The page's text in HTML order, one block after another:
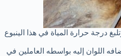
الرائع فهو يبلغ قطره حوالى 90 متراً أما عن عمقه فهو 50 متراً ، وتلبغ درجة حرارة المياة في هذا الينبوع
اللوان إليه بواسطه العاملين في